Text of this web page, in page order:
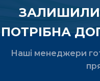
ПОТРІБНА
Наші менеджери